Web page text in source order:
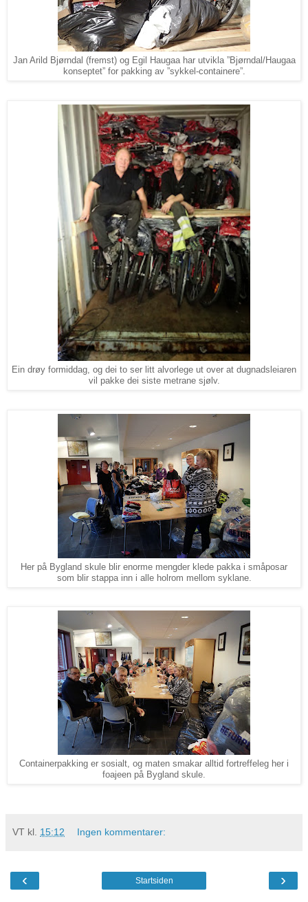
Jan Arild Bjørndal (fremst) og Egil Haugaa har utvikla ”Bjørndal/Haugaa
konseptet” for pakking av ”sykkel-containere”.
Ein drøy formiddag, og dei to ser litt alvorlege ut over at dugnadsleiaren
vil pakke dei siste metrane sjølv.
Her på Bygland skule blir enorme mengder klede pakka i småposar
som blir stappa inn i alle holrom mellom syklane.
Containerpakking er sosialt, og maten smakar alltid fortreffeleg her i
foajeen på Bygland skule.
VT kl. 15:12 Ingen kommentarer:
‹ ›
Startsiden